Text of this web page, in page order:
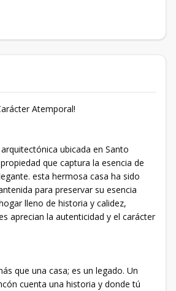
Atemporal!
ubicada en Santo
que captura la esencia de
esta hermosa casa ha sido
para preservar su esencia
lleno de historia y calidez,
aprecian la autenticidad y el carácter
que una casa; es un legado. Un
cuenta una historia y donde tú